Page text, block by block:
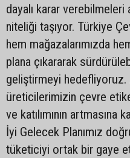
dayalı karar verebilmeleri
niteliği taşıyor. Türkiye
hem mağazalarımızda
plana çıkararak
geliştirmeyi hedefliyoruz.
üreticilerimizin çevre
ve katılımının artmasına
İyi Gelecek Planımız
tüketiciyi ortak bir gaye